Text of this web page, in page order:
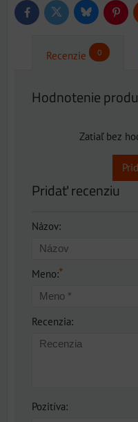
FacebookTwitter Bluesky
Recenzie 0
Hodnotenie
Zatiaľ bez
Pridať recenziu
Názov:
Meno:*
Recenzia:
Pozitíva: